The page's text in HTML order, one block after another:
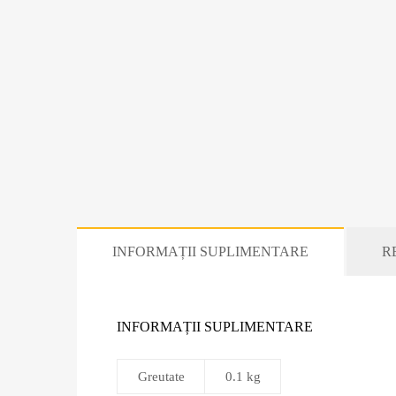
INFORMAȚII SUPLIMENTARE
INFORMAȚII SUPLIMENTARE
Greutate 0.1 kg